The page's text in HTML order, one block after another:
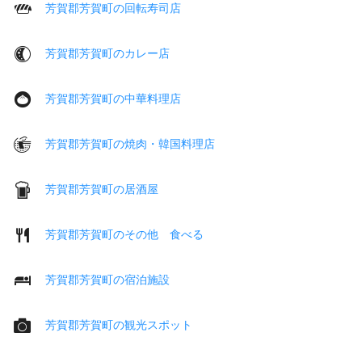
芳賀郡芳賀町の回転寿司店
芳賀郡芳賀町のカレー店
芳賀郡芳賀町の中華料理店
芳賀郡芳賀町の焼肉・韓国料理店
芳賀郡芳賀町の居酒屋
芳賀郡芳賀町のその他 食べる
芳賀郡芳賀町の宿泊施設
芳賀郡芳賀町の観光スポット